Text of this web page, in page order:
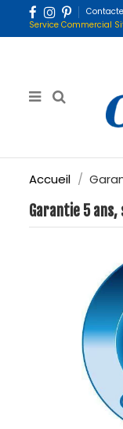
Service Commercial
Accueil
Garantie 5